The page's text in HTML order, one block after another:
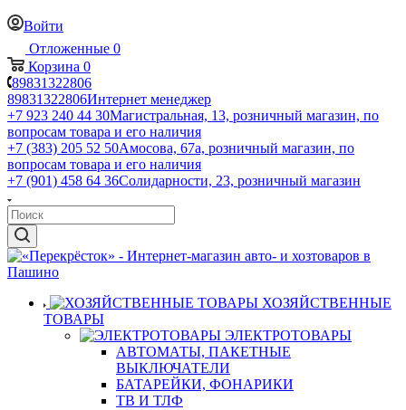
Войти
Отложенные 0
Корзина 0
89831322806
89831322806Интернет менеджер
+7 923 240 44 30​Магистральная, 13, розничный магазин, по
вопросам товара и его наличия
+7 (383) 205 52 50Амосова, 67а, розничный магазин, по
вопросам товара и его наличия
+7 (901) 458 64 36Солидарности, 23, розничный магазин
ХОЗЯЙСТВЕННЫЕ
ТОВАРЫ
ЭЛЕКТРОТОВАРЫ
АВТОМАТЫ, ПАКЕТНЫЕ
ВЫКЛЮЧАТЕЛИ
БАТАРЕЙКИ, ФОНАРИКИ
ТВ И ТЛФ